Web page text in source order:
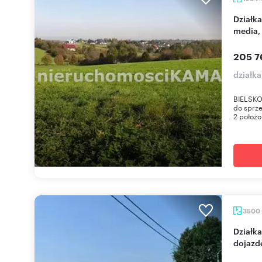
Działka budowlana 1234 m² w Starym Belsku,
205
do
2
3500
Działka inwestycyjna 35 arów z mediami i